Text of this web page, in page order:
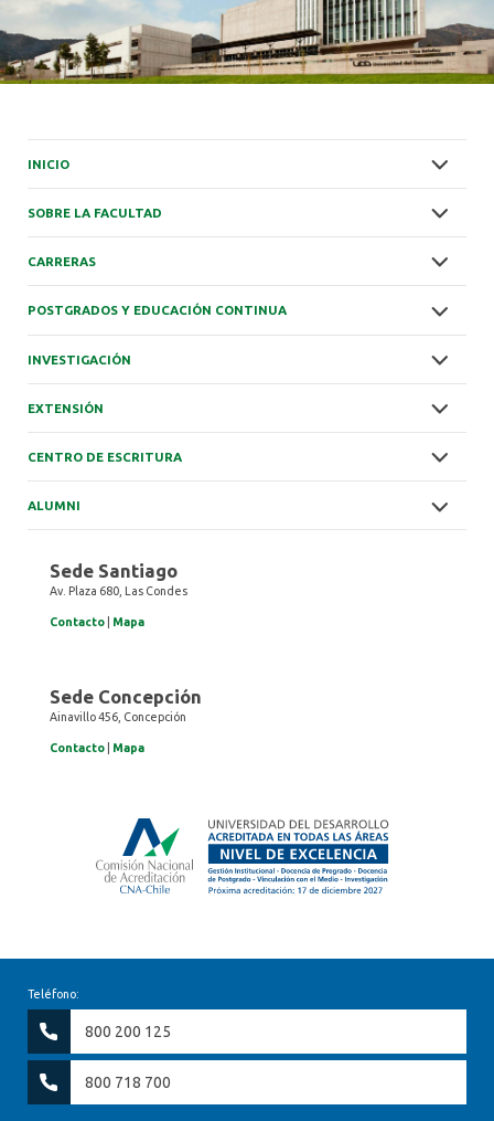
INICIO
SOBRE LA FACULTAD
CARRERAS
POSTGRADOS Y EDUCACIÓN CONTINUA
INVESTIGACIÓN
EXTENSIÓN
CENTRO DE ESCRITURA
ALUMNI
Sede Santiago
Av. Plaza 680, Las Condes
Contacto Mapa
Sede Concepción
Ainavillo 456, Concepción
Contacto Mapa
Teléfono:
800 200 125
800 718 700